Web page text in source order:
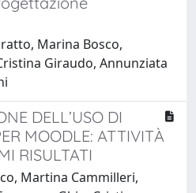
Marina Bosco,
Giraudo, Annunziata
DELL’USO DI
MOODLE: ATTIVITÀ
RISULTATI
Martina Cammilleri,